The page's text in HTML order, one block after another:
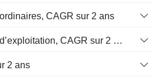
CAGR sur 2 ans
Flux de trésorerie d’exploitation, CAGR sur 2 ans
2 ans